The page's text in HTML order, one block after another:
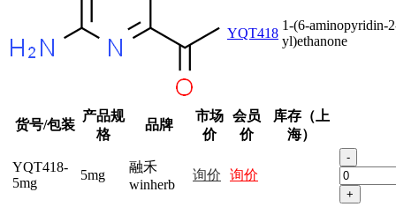
YQT418
1-(6-aminopyridin-
yl)ethanone
货号/包装
产品规
格
品牌
市场
价
会员
价
库存（上
海）
YQT418-
5mg
5mg
融禾
winherb
询价 询价
-
+